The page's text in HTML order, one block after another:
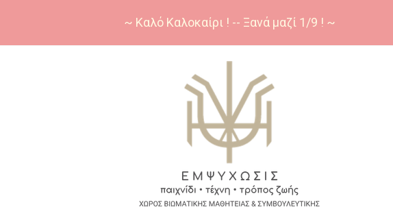
~ Καλό Καλοκαίρι ! -- Ξανά μαζί 1/9 ! ~